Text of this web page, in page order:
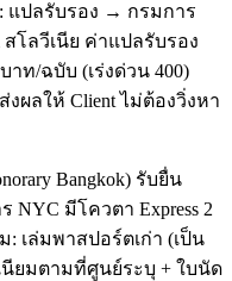
แปลรับรอง → กรมการ
สโลวีเนีย ค่าแปลรับรอง
าท/ฉบับ (เร่งด่วน 400)
ผลให้ Client ไม่ต้องวิ่งหา
Bangkok) รับยื่น
NYC มีโควตา Express 2
เล่มพาสปอร์ตเก่า (เป็น
นียมตามที่ศูนย์ระบุ + ใบนัด